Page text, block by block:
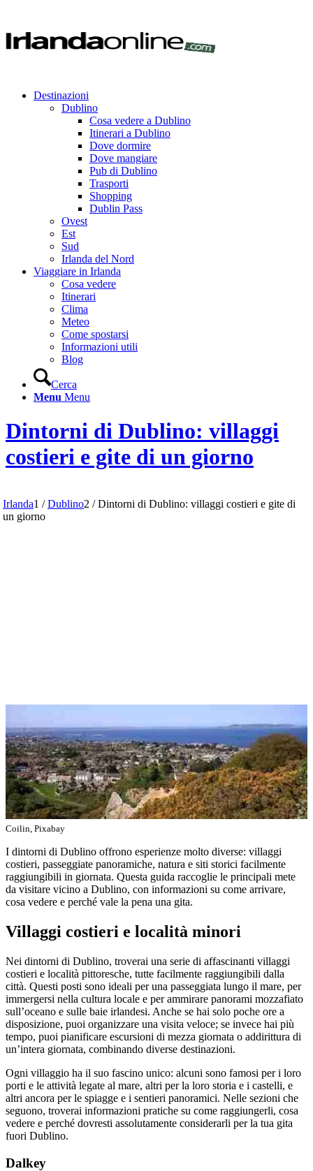
Destinazioni
Dublino
Cosa vedere a Dublino
Itinerari a Dublino
Dove dormire
Dove mangiare
Pub di Dublino
Trasporti
Shopping
Dublin Pass
Ovest
Est
Sud
Irlanda del Nord
Viaggiare in Irlanda
Cosa vedere
Itinerari
Clima
Meteo
Come spostarsi
Informazioni utili
Blog
Cerca
Menu Menu
Dintorni di Dublino: villaggi
costieri e gite di un giorno
Irlanda1 / Dublino2 / Dintorni di Dublino: villaggi costieri e gite di
un giorno
Coilin, Pixabay
I dintorni di Dublino offrono esperienze molto diverse: villaggi
costieri, passeggiate panoramiche, natura e siti storici facilmente
raggiungibili in giornata. Questa guida raccoglie le principali mete
da visitare vicino a Dublino, con informazioni su come arrivare,
cosa vedere e perché vale la pena una gita.
Villaggi costieri e località minori
Nei dintorni di Dublino, troverai una serie di affascinanti villaggi
costieri e località pittoresche, tutte facilmente raggiungibili dalla
città. Questi posti sono ideali per una passeggiata lungo il mare, per
immergersi nella cultura locale e per ammirare panorami mozzafiato
sull’oceano e sulle baie irlandesi. Anche se hai solo poche ore a
disposizione, puoi organizzare una visita veloce; se invece hai più
tempo, puoi pianificare escursioni di mezza giornata o addirittura di
un’intera giornata, combinando diverse destinazioni.
Ogni villaggio ha il suo fascino unico: alcuni sono famosi per i loro
porti e le attività legate al mare, altri per la loro storia e i castelli, e
altri ancora per le spiagge e i sentieri panoramici. Nelle sezioni che
seguono, troverai informazioni pratiche su come raggiungerli, cosa
vedere e perché dovresti assolutamente considerarli per la tua gita
fuori Dublino.
Dalkey